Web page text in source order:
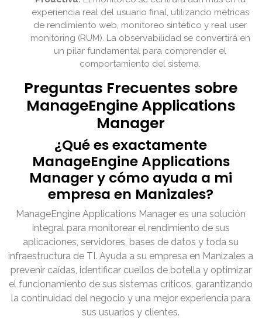
experiencia real del usuario final, utilizando métricas
de rendimiento web, monitoreo sintético y real user
monitoring (RUM). La observabilidad se convertirá en
un pilar fundamental para comprender el
comportamiento del sistema.
Preguntas Frecuentes sobre
ManageEngine Applications
Manager
¿Qué es exactamente
ManageEngine Applications
Manager y cómo ayuda a mi
empresa en Manizales?
ManageEngine Applications Manager es una solución
integral para monitorear el rendimiento de sus
aplicaciones, servidores, bases de datos y toda su
infraestructura de TI. Ayuda a su empresa en Manizales a
prevenir caídas, identificar cuellos de botella y optimizar
el funcionamiento de sus sistemas críticos, garantizando
la continuidad del negocio y una mejor experiencia para
sus usuarios y clientes.